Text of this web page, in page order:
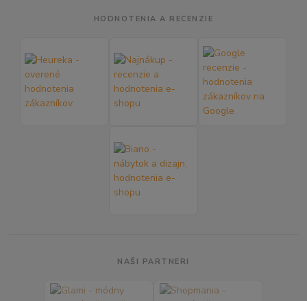
HODNOTENIA A RECENZIE
NAŠI PARTNERI